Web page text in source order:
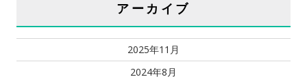
アーカイブ
2025年11月
2024年8月